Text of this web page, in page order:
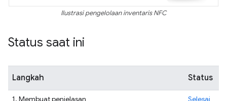
Ilustrasi pengelolaan inventaris NFC
Status saat ini
Langkah Status
1. Membuat penjelasan
Selesai